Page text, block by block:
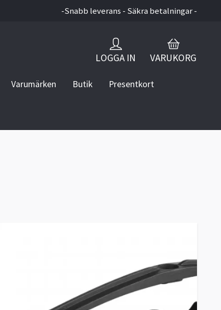
-Snabb leverans - Säkra betalningar -
LOGGA IN VARUKORG
Varumärken Butik
Presentkort